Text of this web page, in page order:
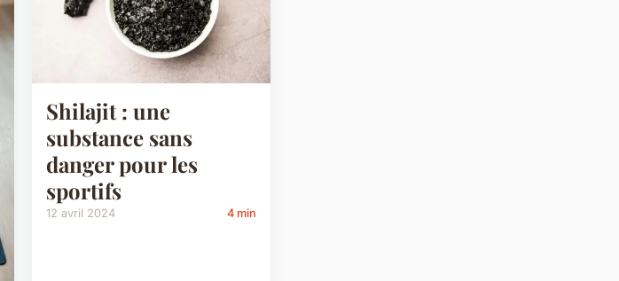
Shilajit : une
substance sans
danger pour les
sportifs
12 avril 2024 4 min